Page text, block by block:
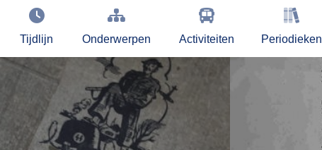
Tijdlijn Onderwerpen Activiteiten Periodieken